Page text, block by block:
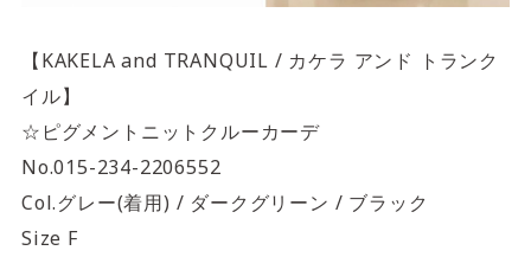
【KAKELA and TRANQUIL / カケラ アンド トランク
イル】
☆ピグメントニットクルーカーデ
No.015-234-2206552
Col.グレー(着用) / ダークグリーン / ブラック
Size F